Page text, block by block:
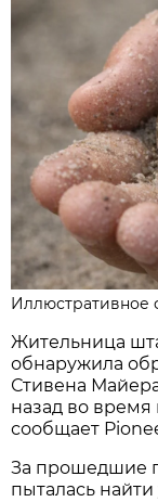
Иллюстративное
Жительница
обнаружила
Стивена
назад во время
сообщает
За прошедшие
пыталась